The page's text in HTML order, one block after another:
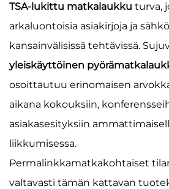
TSA-lukittu matkalaukku turva,
arkaluontoisia asiakirjoja ja
kansainvälisissä tehtävissä.
yleiskäyttöinen
osoittautuu erinomaisen
aikana kokouksiin,
asiakasesityksiin
liikkumisessa.
Permalinkkamatkakohtaiset
valtavasti tämän kattavan